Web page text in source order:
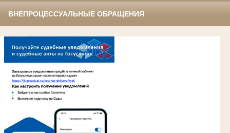
ВНЕПРОЦЕССУАЛЬНЫЕ ОБРАЩЕНИЯ